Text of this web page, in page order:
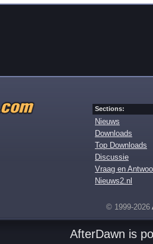
Sections:
Nieuws
Downloads
Top Downloads
Discussie
Vraag en
Nieuws2.nl
© 1999-2026
AfterDawn is